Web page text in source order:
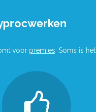
voor premies . Soms is het